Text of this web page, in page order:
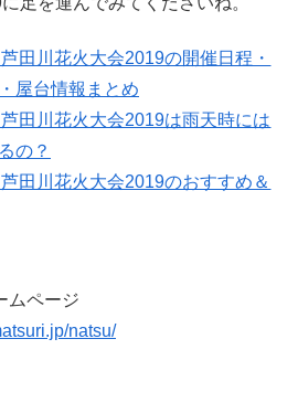
田川花火大会2019の開催日程・
屋台情報まとめ
田川花火大会2019は雨天時には
の？
田川花火大会2019のおすすめ＆
ムページ
natsu/